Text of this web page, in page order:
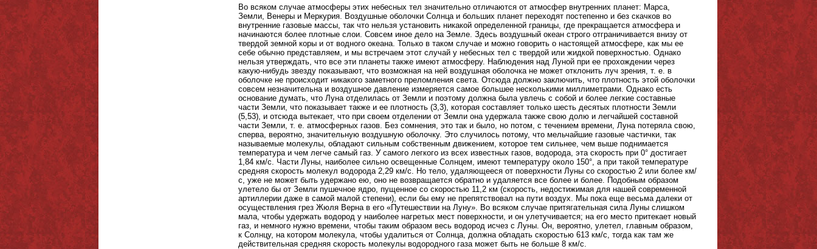
Во всяком случае атмосферы этих небесных тел значительно отличаются от атмосфер внутренних планет: Марса,
Земли, Венеры и Меркурия. Воздушные оболочки Солнца и больших планет переходят постепенно и без скачков во
внутренние газовые массы, так что нельзя установить никакой определенной границы, где прекращается атмосфера и
начинаются более плотные слои. Совсем иное дело на Земле. Здесь воздушный океан строго отграничивается внизу от
твердой земной коры и от водного океана. Только в таком случае и можно говорить о настоящей атмосфере, как мы ее
себе обычно представляем, и мы встречаем этот случай у небесных тел с твердой или жидкой поверхностью. Однако
нельзя утверждать, что все эти планеты также имеют атмосферу. Наблюдения над Луной при ее прохождении через
какую-нибудь звезду показывают, что возможная на ней воздушная оболочка не может отклонить луч зрения, т. е. в
оболочке не происходит никакого заметного преломления света. Отсюда должно заключить, что плотность этой оболочки
совсем незначительна и воздушное давление измеряется самое большее несколькими миллиметрами. Однако есть
основание думать, что Луна отделилась от Земли и поэтому должна была увлечь с собой и более легкие составные
части Земли, что показывает также и ее плотность (3,3), которая составляет только шесть десятых плотности Земли
(5,53), и отсюда вытекает, что при своем отделении от Земли она удержала также свою долю и легчайшей составной
части Земли, т. е. атмосферных газов. Без сомнения, это так и было, но потом, с течением времени, Луна потеряла свою,
сперва, вероятно, значительную воздушную оболочку. Это случилось потому, что мельчайшие газовые частички, так
называемые молекулы, обладают сильным собственным движением, которое тем сильнее, чем выше поднимается
температура и чем легче самый газ. У самого легкого из всех известных газов, водорода, эта скорость при 0° достигает
1,84 км/с. Части Луны, наиболее сильно освещенные Солнцем, имеют температуру около 150°, а при такой температуре
средняя скорость молекул водорода 2,29 км/с. Но тело, удаляющееся от поверхности Луны со скоростью 2 или более км/
с, уже не может быть удержано ею, оно не возвращается обратно и удаляется все более и более. Подобным образом
улетело бы от Земли пушечное ядро, пущенное со скоростью 11,2 км (скорость, недостижимая для нашей современной
артиллерии даже в самой малой степени), если бы ему не препятствовал на пути воздух. Мы пока еще весьма далеки от
осуществления грез Жюля Верна в его «Путешествии на Луну». Во всяком случае притягательная сила Луны слишком
мала, чтобы удержать водород у наиболее нагретых мест поверхности, и он улетучивается; на его место притекает новый
газ, и немного нужно времени, чтобы таким образом весь водород исчез с Луны. Он, вероятно, улетел, главным образом,
к Солнцу, на котором молекула, чтобы удалиться от Солнца, должна обладать скоростью 613 км/с, тогда как там же
действительная средняя скорость молекулы водородного газа может быть не больше 8 км/с.